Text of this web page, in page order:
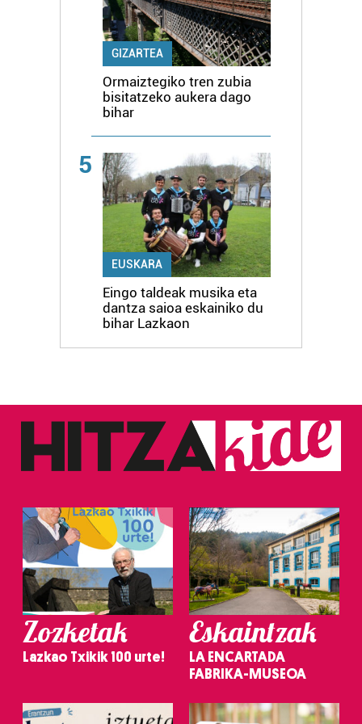
GIZARTEA
Ormaiztegiko tren zubia
bisitatzeko aukera dago
bihar
5
EUSKARA
Eingo taldeak musika eta
dantza saioa eskainiko du
bihar Lazkaon
Zozketak
Lazkao Txikik 100 urte!
Eskaintzak
LA ENCARTADA
FABRIKA-MUSEOA